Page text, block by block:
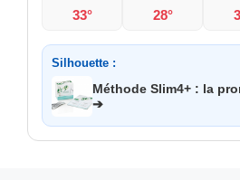
33° 28°
Silhouette :
Méthode Slim4+ : la
➔